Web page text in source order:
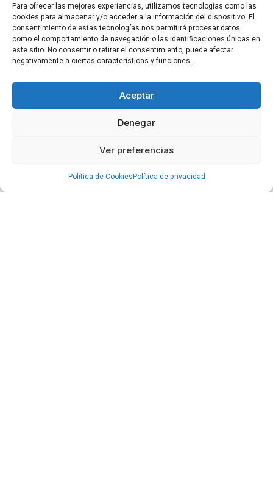
Para ofrecer las mejores experiencias, utilizamos tecnologías como las
cookies para almacenar y/o acceder a la información del dispositivo. El
consentimiento de estas tecnologías nos permitirá procesar datos
como el comportamiento de navegación o las identificaciones únicas en
este sitio. No consentir o retirar el consentimiento, puede afectar
negativamente a ciertas características y funciones.
Aceptar
Denegar
Ver preferencias
Política de CookiesPolítica de privacidad